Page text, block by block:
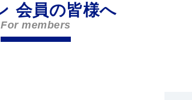
会員の皆様へ
For members